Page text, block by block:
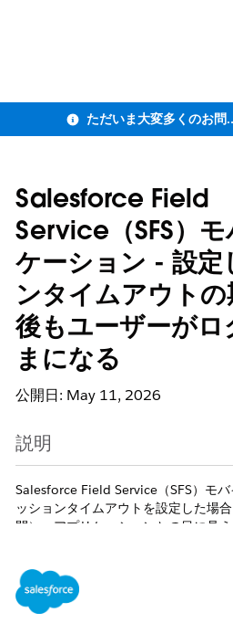
ただいま大変多くのお問い合わ
Salesforce Field
Service（SFS）
ケーション - 設定
ンタイムアウト
後もユーザーがロ
まになる
公開日: May 11, 2026
説明
Salesforce Field Service（SFS）モ
ッションタイムアウトを設定した場
間）、アプリケーションとの目に見